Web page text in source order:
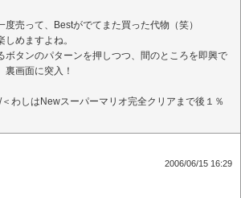
度売って、Bestがでてまた買った代物（笑）
めますよね。
ボタンのパターンを押しつつ、間のところを即興で
裏画面に突入！
わしはNewスーパーマリオ完全クリアまで後１％
2006/06/15 16:29